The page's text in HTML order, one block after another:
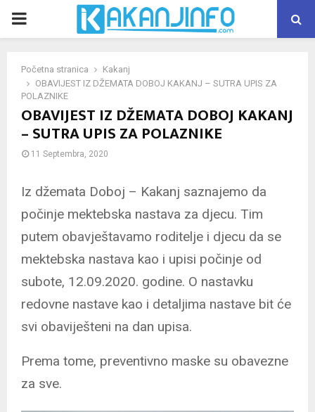
PRIMARY
Početna stranica
Kakanj
OBAVIJEST IZ DŽEMATA DOBOJ KAKANJ – SUTRA UPIS ZA
POLAZNIKE
OBAVIJEST IZ DŽEMATA DOBOJ KAKANJ
– SUTRA UPIS ZA POLAZNIKE
11 Septembra, 2020
Iz džemata Doboj – Kakanj saznajemo da
počinje mektebska nastava za djecu. Tim
putem obavještavamo roditelje i djecu da se
mektebska nastava kao i upisi počinje od
subote, 12.09.2020. godine. O nastavku
redovne nastave kao i detaljima nastave bit će
svi obaviješteni na dan upisa.
Prema tome, preventivno maske su obavezne
za sve.